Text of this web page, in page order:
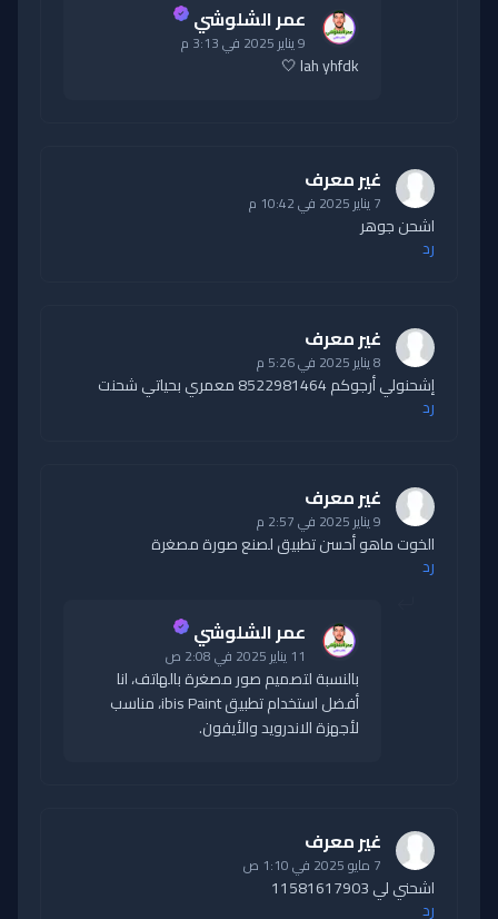
عمر الشلوشي
9 يناير 2025 في 3:13 م
lah yhfdk 🤍
غير معرف
7 يناير 2025 في 10:42 م
اشحن جوهر
رد
غير معرف
8 يناير 2025 في 5:26 م
إشحنولي أرجوكم 8522981464 معمري بحياتي شحنت
رد
غير معرف
9 يناير 2025 في 2:57 م
الخوت ماهو أحسن تطبيق لصنع صورة مصغرة
رد
عمر الشلوشي
11 يناير 2025 في 2:08 ص
بالنسبة لتصميم صور مصغرة بالهاتف، انا
أفضل استخدام تطبيق ibis Paint، مناسب
لأجهزة الاندرويد والأيفون.
غير معرف
7 مايو 2025 في 1:10 ص
اشحني لي 11581617903
رد